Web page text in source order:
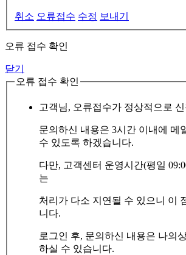
취소 오류접수 수정 보내기
오류 접수 확인
닫기
오류 접수 확인
고객님, 오류접수가 정상적으로
문의하신 내용은 3시간 이내에 메
수 있도록 하겠습니다.
다만, 고객센터 운영시간(평일
는
처리가 다소 지연될 수 있으니 이
니다.
로그인 후, 문의하신 내용은 나의
하실 수 있습니다.